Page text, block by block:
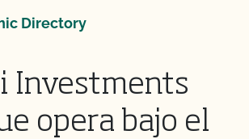
Directory
Investments
opera bajo el